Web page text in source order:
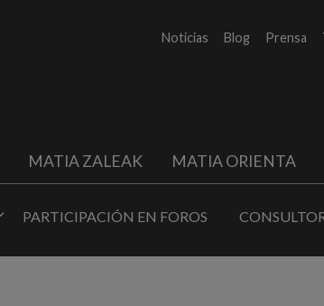
Noticias Blog Prensa
MATIA ZALEAK MATIA ORIENTA
PARTICIPACIÓN EN FOROS